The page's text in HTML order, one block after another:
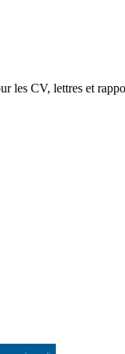
les CV, lettres et